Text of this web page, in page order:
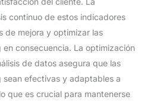
continuo de estos indicadores
de mejora y optimizar las
consecuencia. La optimización
de datos asegura que las
efectivas y adaptables a
que es crucial para mantenerse